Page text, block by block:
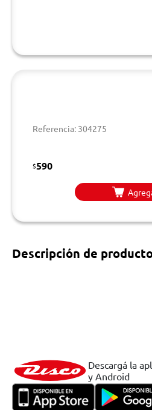
Referencia: 304275
$590
Descripción de
Descargá la
y Android